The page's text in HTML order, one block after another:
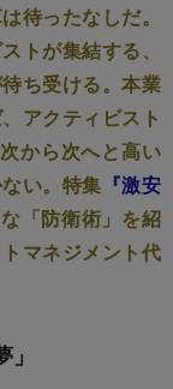
待ったなしだ。
トが集結する、
ち受ける。本業
アクティビスト
から次へと高い
い。特集 『激安
「防衛術」を紹
マネジメント代